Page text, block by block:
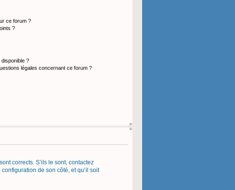
ce forum ?
?
disponible ?
légales concernant ce forum ?
corrects. S’ils le sont, contactez
de son côté, et qu’il soit